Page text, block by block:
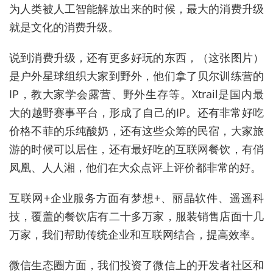
为人类被人工智能解放出来的时候，最大的消费升级
就是文化的消费升级。
说到消费升级，还有更多好玩的东西，（这张图片）
是户外星球组织大家到野外，他们拿了贝尔训练营的
IP，教大家学会露营、野外生存等。Xtrail是国内最
大的越野赛事平台，形成了自己的IP。还有非常好吃
价格不菲的乐纯酸奶，还有这些众筹的民宿，大家旅
游的时候可以居住，还有最好吃的互联网餐饮，有俏
凤凰、人人湘，他们在大众点评上评价都非常的好。
互联网+企业服务方面有梦想+、丽晶软件、遥遥科
技，覆盖的餐饮店有二十多万家，服装销售店面十几
万家，我们帮助传统企业和互联网结合，提高效率。
微信生态圈方面，我们投资了微信上的开发者社区和